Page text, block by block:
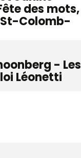
des mots,
Colomb-
- Les
Léonetti